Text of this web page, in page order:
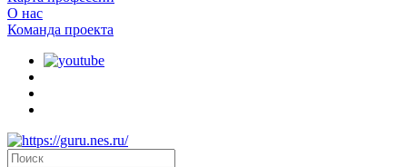
О наc
Команда проекта